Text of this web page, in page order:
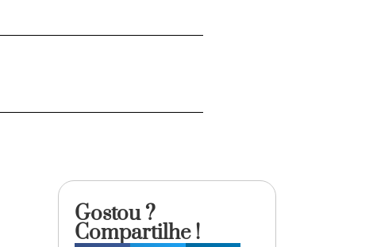
Gostou ?
Compartilhe !